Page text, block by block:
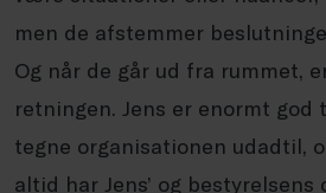
men de afstemmer
Og når de går ud fra rummet,
retningen. Jens er enormt god
tegne organisationen udadtil,
altid har Jens’ og bestyrelsens